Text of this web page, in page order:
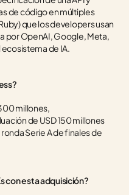
de código en múltiples
que los developers usan
por OpenAI, Google, Meta,
de IA.
millones,
de USD 150 millones
Serie A de finales de
con esta adquisición?